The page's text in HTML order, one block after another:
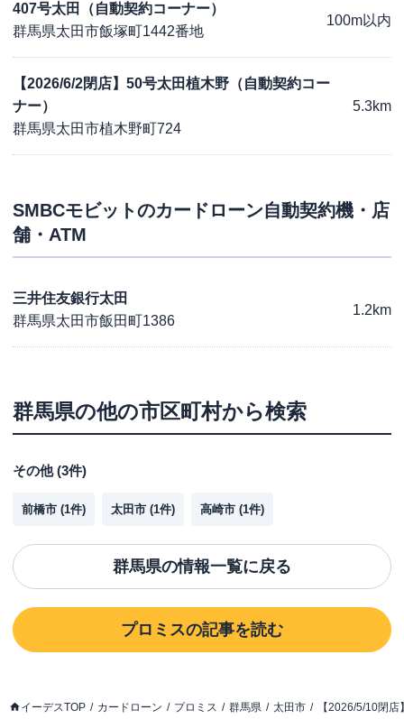
407号太田（自動契約コーナー）
群馬県太田市飯塚町1442番地
100m以内
【2026/6/2閉店】50号太田植木野（自動契約コー
ナー）
群馬県太田市植木野町724
5.3km
SMBCモビットのカードローン自動契約機・店
舗・ATM
三井住友銀行太田
群馬県太田市飯田町1386
1.2km
群馬県の他の市区町村から検索
その他(3件)
前橋市 (1件) 太田市 (1件) 高崎市 (1件)
群馬県の情報一覧に戻る
プロミスの記事を読む
イーデスTOP カードローン プロミス 群馬県 太田市 【2026/5/10閉